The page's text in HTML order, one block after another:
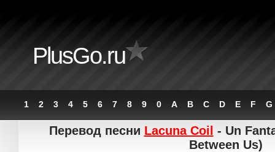
PlusGo.ru
1 2 3 4 5 6 7 8 9 0 A B C D E F G
Перевод песни Lacuna Coil - Un
Between Us)